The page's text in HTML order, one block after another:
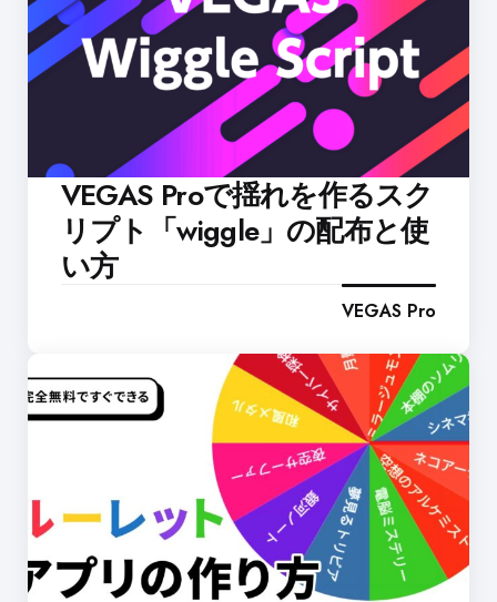
VEGAS Proで揺れを作るスク
リプト「wiggle」の配布と使
い方
VEGAS Pro